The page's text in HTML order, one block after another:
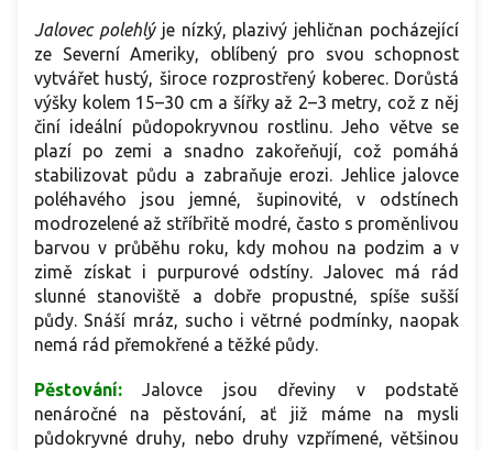
Jalovec polehlýje nízký, plazivý jehličnan pocházející
ze Severní Ameriky, oblíbený pro svou schopnost
vytvářet hustý, široce rozprostřený koberec. Dorůstá
výšky kolem 15–30 cm a šířky až 2–3 metry, což z něj
činí ideální půdopokryvnou rostlinu. Jeho větve se
plazí po zemi a snadno zakořeňují, což pomáhá
stabilizovat půdu a zabraňuje erozi. Jehlice jalovce
poléhavého jsou jemné, šupinovité, v odstínech
modrozelené až stříbřitě modré, často s proměnlivou
barvou v průběhu roku, kdy mohou na podzim a v
zimě získat i purpurové odstíny. Jalovec má rád
slunné stanoviště a dobře propustné, spíše sušší
půdy. Snáší mráz, sucho i větrné podmínky, naopak
nemá rád přemokřené a těžké půdy.
Pěstování:Jalovce jsou dřeviny v podstatě
nenáročné na pěstování, ať již máme na mysli
půdokryvné druhy, nebo druhy vzpřímené, většinou